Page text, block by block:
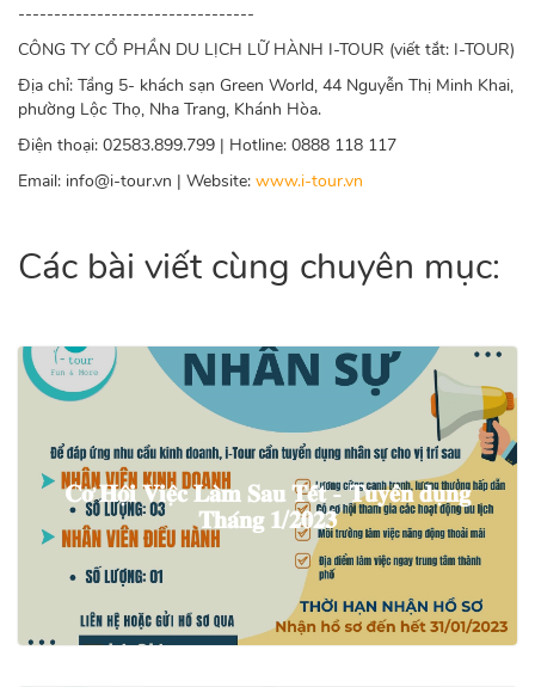
---------------------------------
CÔNG TY CỔ PHẦN DU LỊCH LỮ HÀNH I-TOUR (viết tắt: I-TOUR)
Địa chỉ: Tầng 5- khách sạn Green World, 44 Nguyễn Thị Minh Khai,
phường Lộc Thọ, Nha Trang, Khánh Hòa.
Điện thoại: 02583.899.799 | Hotline: 0888 118 117
Email: info@i-tour.vn | Website: www.i-tour.vn
Các bài viết cùng chuyên mục:
𝐂𝐨̛ 𝐇𝐨̣̂𝐢 𝐕𝐢𝐞̣̂𝐜 𝐋𝐚̀𝐦 𝐒𝐚𝐮 𝐓𝐞̂́𝐭 - 𝐓𝐮𝐲𝐞̂̉𝐧 𝐝𝐮̣𝐧𝐠
𝐓𝐡𝐚́𝐧𝐠 𝟏/𝟐𝟎𝟐𝟑
2821